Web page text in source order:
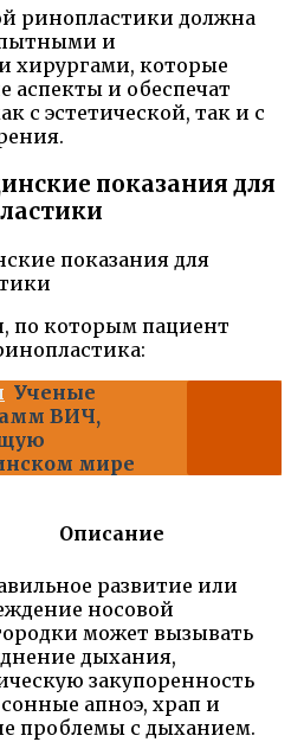
ринопластики должна
и
которые
аспекты и обеспечат
с эстетической, так и с
показания для
по которым пациент
Ученые
ВИЧ,
мире
Описание
развитие или
носовой
может вызывать
дыхания,
закупоренность
апноэ, храп и
проблемы с дыханием.